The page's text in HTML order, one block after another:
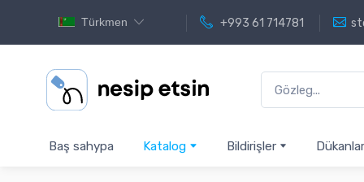
Türkmen +993 61 714781
Baş sahypa Katalog Bildirişler Dükanlar